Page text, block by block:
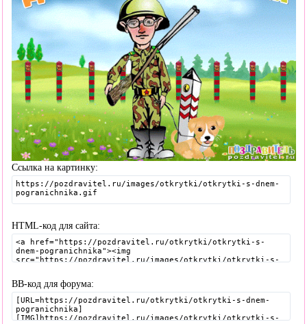
Ссылка на картинку:
HTML-код для сайта:
BB-код для форума: